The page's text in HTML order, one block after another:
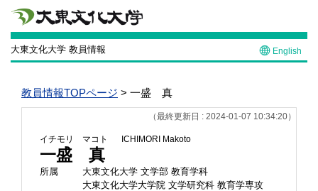
大東文化大学 教員情報 English
教員情報TOPページ > 一盛 真
（最終更新日 : 2024-01-07 10:34:20）
イチモリ マコト ICHIMORI Makoto
一盛 真
所属
大東文化大学 文学部 教育学科
大東文化大学大学院 文学研究科 教育学専攻